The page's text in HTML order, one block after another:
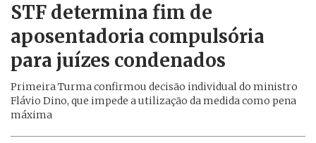
STF determina fim de
aposentadoria compulsória
para juízes condenados
Primeira Turma confirmou decisão individual do ministro
Flávio Dino, que impede a utilização da medida como pena
máxima